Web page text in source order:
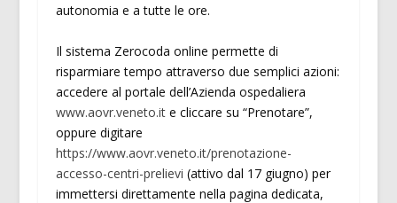
autonomia e a tutte le ore.
Il sistema Zerocoda online permette di
risparmiare tempo attraverso due semplici azioni:
accedere al portale dell’Azienda ospedaliera
www.aovr.veneto.ite cliccare su “Prenotare”,
oppure digitare
https://www.aovr.veneto.it/prenotazione-
accesso-centri-prelievi (attivo dal 17 giugno) per
immettersi direttamente nella pagina dedicata,